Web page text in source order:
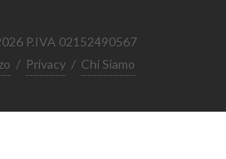
P.IVA 02152490567
/ Privacy / Chi Siamo